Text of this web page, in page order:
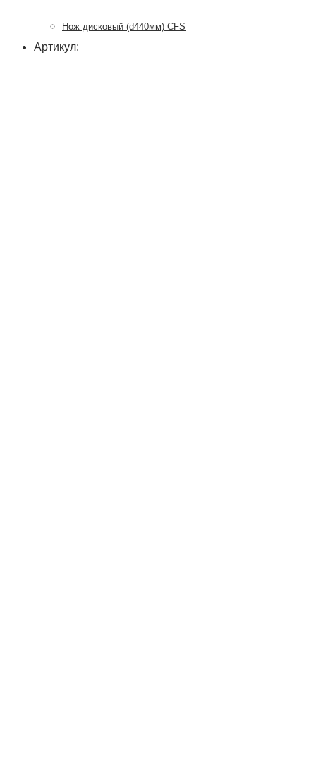
Нож дисковый (d440мм) CFS
Артикул: